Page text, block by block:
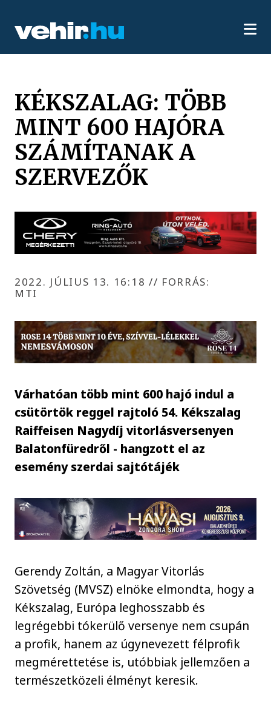
KÉKSZALAG: TÖBB
MINT 600 HAJÓRA
SZÁMÍTANAK A
SZERVEZŐK
2022. JÚLIUS 13. 16:18 // FORRÁS:
MTI
Várhatóan több mint 600 hajó indul a
csütörtök reggel rajtoló 54. Kékszalag
Raiffeisen Nagydíj vitorlásversenyen
Balatonfüredről - hangzott el az
esemény szerdai sajtótájék
Gerendy Zoltán, a Magyar Vitorlás
Szövetség (MVSZ) elnöke elmondta, hogy a
Kékszalag, Európa leghosszabb és
legrégebbi tókerülő versenye nem csupán
a profik, hanem az úgynevezett félprofik
megmérettetése is, utóbbiak jellemzően a
természetközeli élményt keresik.